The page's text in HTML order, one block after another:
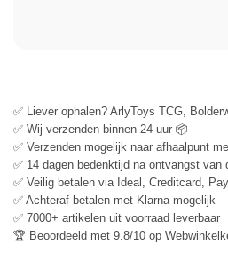
✅ Liever ophalen? ArlyToys TCG,
✅ Wij verzenden binnen 24 uur 📦
✅ Verzenden mogelijk naar afhaalpunt
✅ 14 dagen bedenktijd na ontvangst van
✅ Veilig betalen via Ideal, Creditcard,
✅ Achteraf betalen met Klarna mogelijk
✅ 7000+ artikelen uit voorraad leverbaar
🏆 Beoordeeld met 9.8/10 op